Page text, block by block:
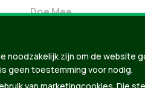
Doe Mee
Meldpunt
noodzakelijk zijn om de website
geen toestemming voor nodig.